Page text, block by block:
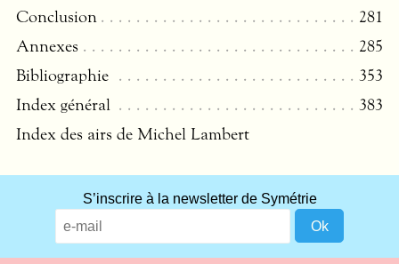
Conclusion
281
Annexes
285
Bibliographie
353
Index général
383
Index des airs de Michel Lambert
S’inscrire à la newsletter de Symétrie